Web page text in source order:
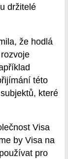
držitelé
že hodlá
této
které
Visa
by Visa na
pro